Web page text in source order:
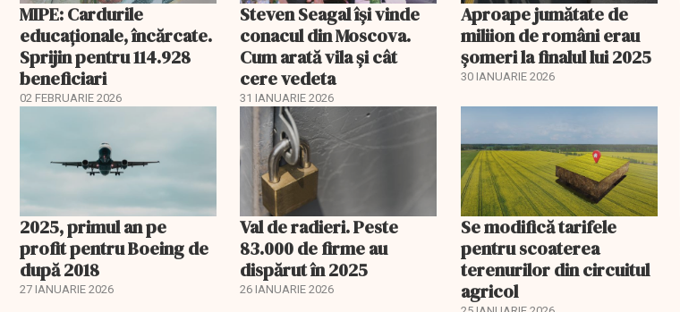
MIPE: Cardurile
educaţionale, încărcate.
Sprijin pentru 114.928
beneficiari
02 FEBRUARIE 2026
Steven Seagal își vinde
conacul din Moscova.
Cum arată vila și cât
cere vedeta
31 IANUARIE 2026
Aproape jumătate de
miliion de români erau
șomeri la finalul lui 2025
30 IANUARIE 2026
2025, primul an pe
profit pentru Boeing de
după 2018
27 IANUARIE 2026
Val de radieri. Peste
83.000 de firme au
dispărut în 2025
26 IANUARIE 2026
Se modifică tarifele
pentru scoaterea
terenurilor din circuitul
agricol